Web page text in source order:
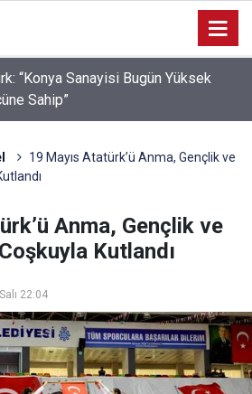
“Konya Sanayisi Bugün Yüksek
Sahip”
19 Mayıs Atatürk’ü Anma, Gençlik ve
Anma, Gençlik ve
Kutlandı
22:04